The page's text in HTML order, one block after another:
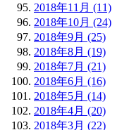
2018年11月 (11)
2018年10月 (24)
2018年9月 (25)
2018年8月 (19)
2018年7月 (21)
2018年6月 (16)
2018年5月 (14)
2018年4月 (20)
2018年3月 (22)